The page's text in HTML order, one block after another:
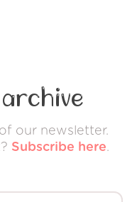
archive
our newsletter.
Subscribe here.